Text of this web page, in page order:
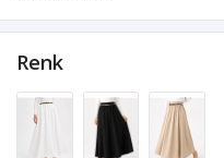
Renk